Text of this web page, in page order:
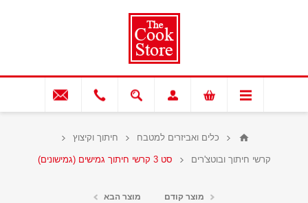
כלים ואביזרים למטבח חיתוך וקיצוץ
קרשי חיתוך ובוטצ'רים סט 3 קרשי חיתוך גמישים (גמישונים)
מוצר קודם מוצר הבא